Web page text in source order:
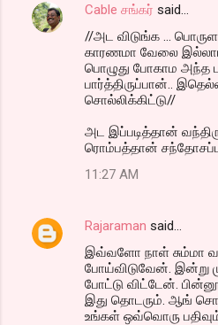
Cable சங்கர் said…
//அட விடுங்க ...
காரணமா வேலை இல்லாம
பொழுது போகாம அந்த
பார்த்திருப்பான்..
சொல்லிக்கிட்டு//
அட இப்படித்தான்
ரொம்பத்தான்
11:27 AM
Rajaraman said…
இவ்வளோ நாள் சும்மா
போய்விடுவேன். இன்று
போட்டு விட்டேன்.
இது தொடரும். ஆங்
உங்கள் ஒவ்வொரு பதிவும்